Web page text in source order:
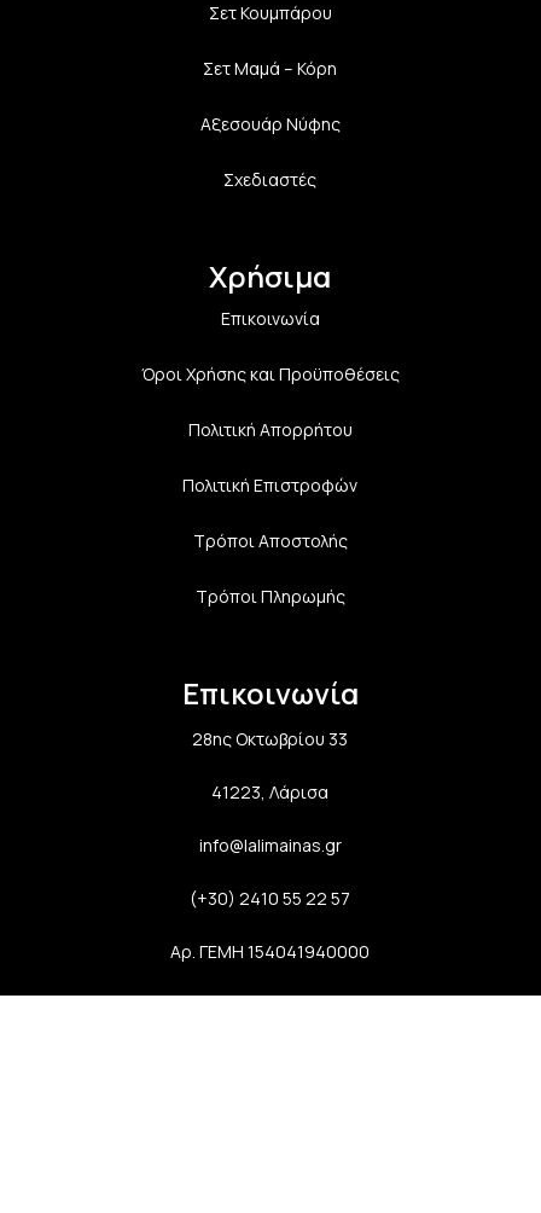
Σετ Κουμπάρου
Σετ Μαμά – Κόρη
Αξεσουάρ Νύφης
Σχεδιαστές
Χρήσιμα
Επικοινωνία
Όροι Χρήσης και Προϋποθέσεις
Πολιτική Aπορρήτου
Πολιτική Επιστροφών
Τρόποι Αποστολής
Τρόποι Πληρωμής
Επικοινωνία
28ης Οκτωβρίου 33
41223, Λάρισα
info@lalimainas.gr
(+30) 2410 55 22 57
Αρ. ΓΕΜΗ 154041940000
Ακολουθήστε μας